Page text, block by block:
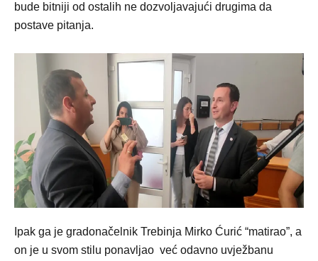
bude bitniji od ostalih ne dozvoljavajući drugima da
postave pitanja.
Ipak ga je gradonačelnik Trebinja Mirko Ćurić “matirao”, a
on je u svom stilu ponavljao već odavno uvježbanu